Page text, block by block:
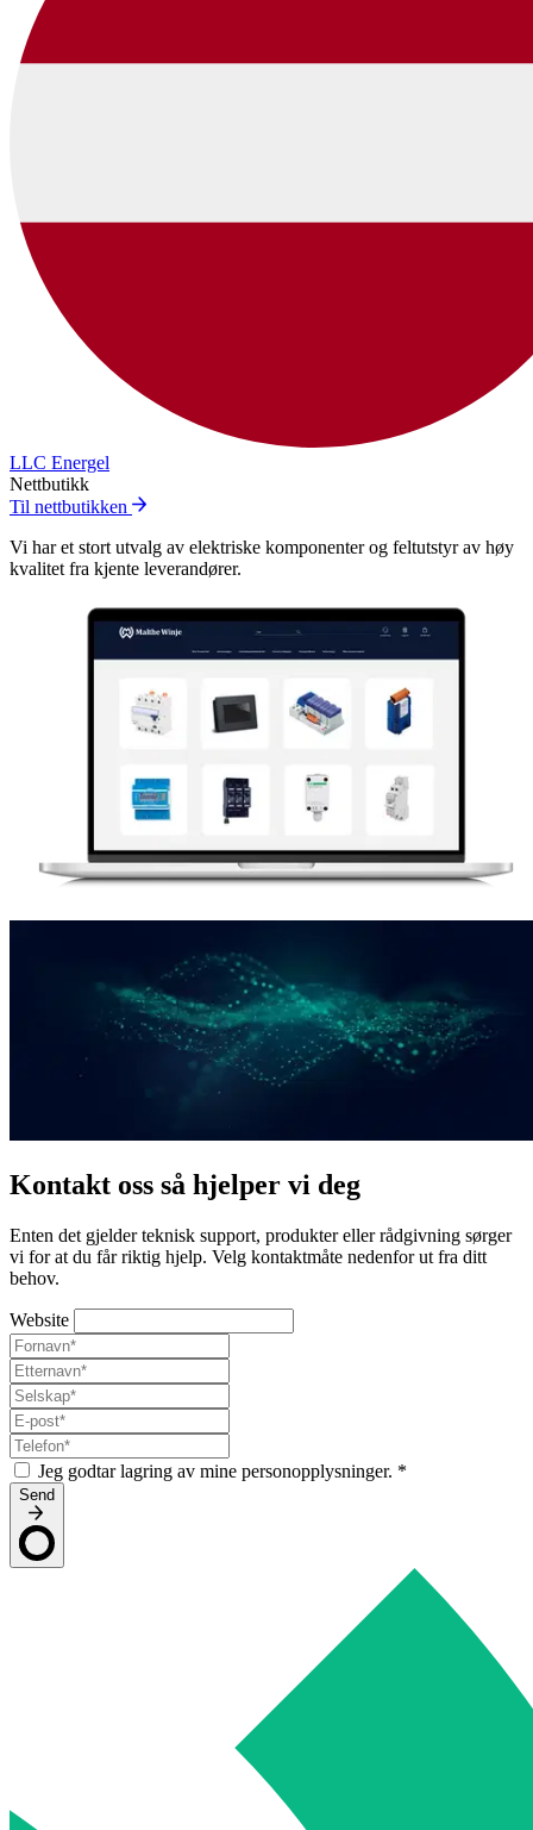
LLC Energel
Nettbutikk
Til nettbutikken
Vi har et stort utvalg av elektriske komponenter og feltutstyr av høy
kvalitet fra kjente leverandører.
Kontakt oss så hjelper vi deg
Enten det gjelder teknisk support, produkter eller rådgivning sørger
vi for at du får riktig hjelp. Velg kontaktmåte nedenfor ut fra ditt
behov.
Website
Jeg godtar lagring av mine personopplysninger. *
Send